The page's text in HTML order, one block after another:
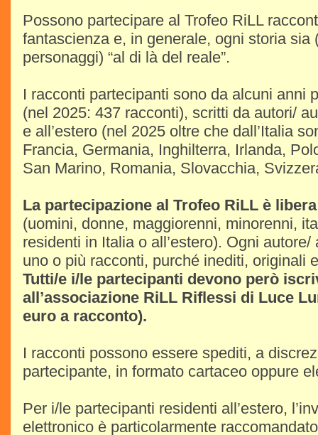
Possono partecipare al Trofeo RiLL
fantascienza e, in generale, ogni storia sia
personaggi) “al di là del reale”.
I racconti partecipanti sono da alcuni anni
(nel 2025: 437 racconti), scritti da autori/
e all’estero (nel 2025 oltre che dall’Italia
Francia, Germania, Inghilterra, Irlanda,
San Marino, Romania, Slovacchia,
La partecipazione al Trofeo RiLL è
(uomini, donne, maggiorenni, minorenni,
residenti in Italia o all’estero). Ogni
uno o più racconti, purché inediti, originali
Tutti/e i/le partecipanti devono però
all’associazione RiLL Riflessi di Luce
euro a racconto).
I racconti possono essere spediti, a
partecipante, in formato cartaceo oppure
Per i/le partecipanti residenti all’estero,
elettronico è particolarmente